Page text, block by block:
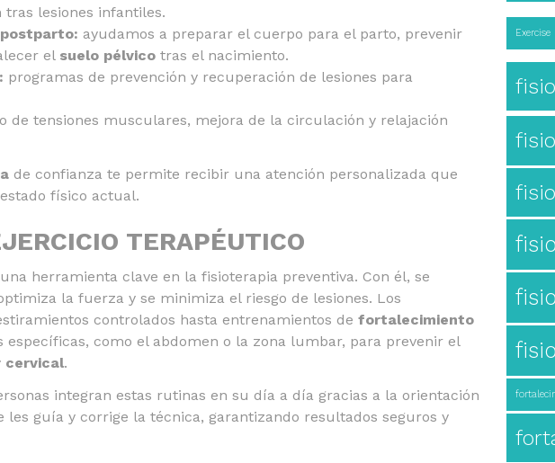
lesiones infantiles.
ayudamos a preparar el cuerpo para el parto, prevenir
el suelo pélvico tras el nacimiento.
programas de prevención y recuperación de lesiones para
de tensiones musculares, mejora de la circulación y relajación
de confianza te permite recibir una atención personalizada que
físico actual.
TERAPÉUTICO
herramienta clave en la fisioterapia preventiva. Con él, se
la fuerza y se minimiza el riesgo de lesiones. Los
controlados hasta entrenamientos de fortalecimiento
específicas, como el abdomen o la zona lumbar, para prevenir el
cervical.
integran estas rutinas en su día a día gracias a la orientación
les guía y corrige la técnica, garantizando resultados seguros y
Exercise